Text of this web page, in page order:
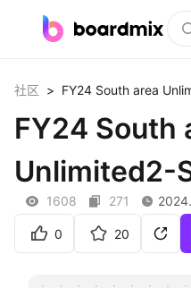
社区资源
会员
企业服务
社区 > FY24 South area
FY24 South
Unlimited2-
1608 271
0 20